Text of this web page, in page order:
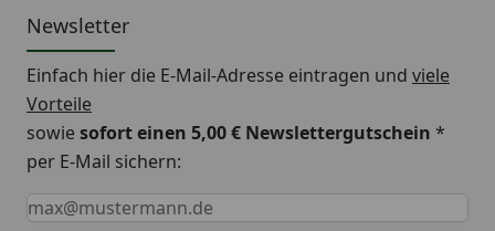
Newsletter
Einfach hier die E-Mail-Adresse eintragen und viele
Vorteile
sowiesofort einen 5,00 € Newslettergutschein *
per E-Mail sichern:
Keine Eingabe erforderlich
Eingabe erforderlich
E-Mail *